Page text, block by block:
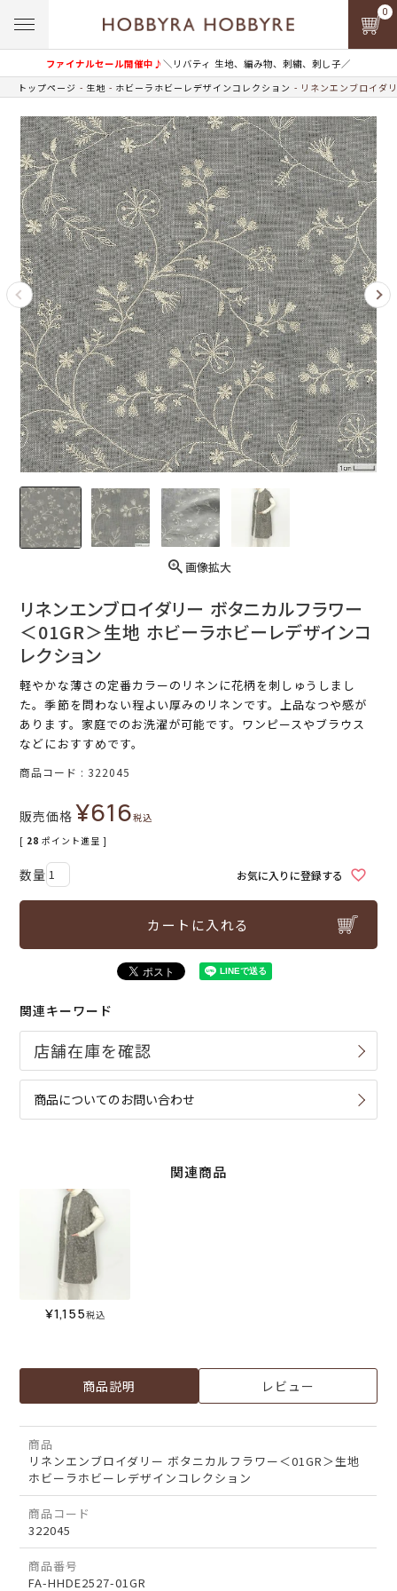
ファイナルセール開催中♪＼リバティ 生地、編み物、刺繍、刺し子／
0
トップページ 生地 ホビーラホビーレデザインコレクション リネンエンブロイダ
画像拡大
リネンエンブロイダリー ボタニカルフラワー
＜01GR＞生地 ホビーラホビーレデザインコ
レクション
軽やかな薄さの定番カラーのリネンに花柄を刺しゅうしまし
た。季節を問わない程よい厚みのリネンです。上品なつや感が
あります。家庭でのお洗濯が可能です。ワンピースやブラウス
などにおすすめです。
商品コード 322045
販売価格 ¥616税込
[ 28 ポイント進呈 ]
お気に入りに登録する
カートに入れる
関連キーワード
商品についてのお問い合わせ
関連商品
¥1,155税込
商品説明 レビュー
商品
リネンエンブロイダリー ボタニカルフラワー＜01GR＞生地
ホビーラホビーレデザインコレクション
商品コード
322045
商品番号
FA-HHDE2527-01GR